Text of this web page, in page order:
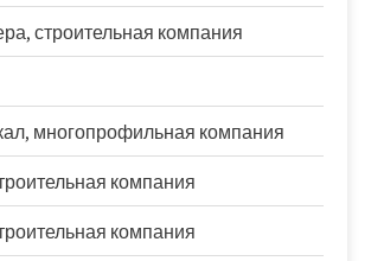
строительная компания
многопрофильная компания
компания
компания